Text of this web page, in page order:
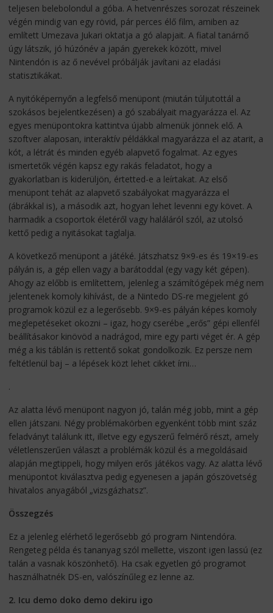
teljesen belebolondul a góba. A hetvenrészes sorozat részeinek
végén mindig van egy rövid, pár perces élő film, amiben az
említett Umezava Jukari oktatja a gó alapjait. A fiatal tanárnő
úgy látszik, jó húzónév a japán gyerekek között, mivel
Nintendón is az ő nevével próbálják javítani az eladási
statisztikákat.
A nyitóképernyőn a legfelső menüpont (miután túljutottál a
szokásos bejelentkezésen) a gó szabályait magyarázza el. Az
egyes menüpontokra kattintva újabb almenük jönnek elő. A
szoftver alaposan, interaktív példákkal magyarázza el az atarit, a
kót, a létrát és minden egyéb alapvető fogalmat. Az egyes
ismertetők végén kapsz egy rakás feladatot, hogy a
gyakorlatban is kiderüljön, értetted-e a leírtakat. Az első
menüpont tehát az alapvető szabályokat magyarázza el
(ábrákkal is), a második azt, hogyan lehet levenni egy követ. A
harmadik a csoportok életéről vagy haláláról szól, az utolsó
kettő pedig a nyitásokat taglalja.
A következő menüpont a játéké. Játszhatsz 9×9-es és 19×19-es
pályán is, a gép ellen vagy a barátoddal (egy vagy két gépen).
Ahogy az előbb is említettem, jelenleg a számítógépek még nem
jelentenek komoly kihívást, de a Nintedo DS-re megjelent gó
programok közül ez a legerősebb. 9×9-es pályán képes komoly
meglepetéseket okozni – igaz, hogy cserébe „erős” gépi ellenfél
beállításakor kinövöd a nadrágod, mire egy parti véget ér. A gép
még a kis táblán is rettentő sokat gondolkozik. Ez persze nem
feltétlenül baj – a lépések közt lehet cikket írni…
.
Az alatta lévő menüpont nagyon jó, talán még jobb, mint a gép
ellen játszani. Négy problémakörben egyenként több mint száz
feladványt találunk itt, illetve egy egyszerű felmérő részt, amely
véletlenszerűen választ a problémák közül és a megoldásaid
alapján megtippeli, hogy milyen erős játékos vagy. Az alatta lévő
menüpontot kiválasztva pedig egyenesen a japán gószövetség
hivatalos anyagából „vizsgázhatsz”.
Összegzés
Ez a jelenleg elérhető legerősebb gó program Nintendóra.
Rengeteg példa és tananyag szól mellette, viszont igen lassú (ez
talán a vasnak köszönhető). Ha csak egyetlen gó programot
használhatnék DS-en, valószínűleg ez lenne az.
2. Icu demo doko demo dekiru igo